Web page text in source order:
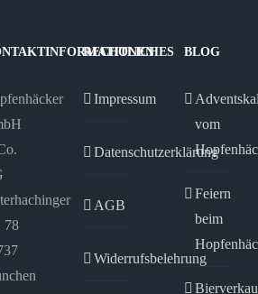
78
RECHTLICHES
Impressum
Datenschutzerklärung
AGB
Widerrufsbelehrung
BLOG
vom
Feiern
beim